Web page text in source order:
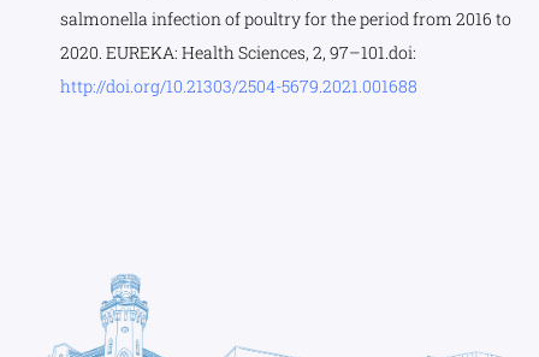
salmonella infection of poultry for the period from 2016 to
2020. EUREKA: Health Sciences, 2, 97–101.doi:
http://doi.org/10.21303/2504-5679.2021.001688